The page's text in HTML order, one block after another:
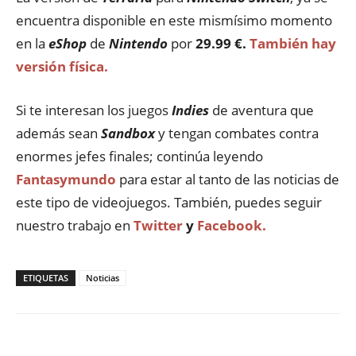
encuentra disponible en este mismísimo momento
en la eShop de Nintendo por29.99 €. También hay
versión física.
Si te interesan los juegosIndies de aventura que
además sean Sandboxy tengan combates contra
enormes jefes finales; continúa leyendo
Fantasymundo para estar al tanto de las noticias de
este tipo de videojuegos. También, puedes seguir
nuestro trabajo en Twittery Facebook.
ETIQUETAS Noticias